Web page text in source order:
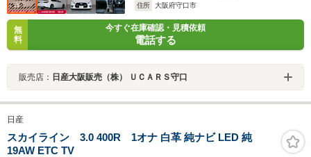
住所
大阪府守口市
無
料
今すぐ在庫確認・見積依頼
電話する
販売店： 日産大阪販売（株） ＵＣＡＲＳ守口
日産
スカイライン 3.0 400R 1オナ 白革 純ナビ LED 純
19AW ETC TV